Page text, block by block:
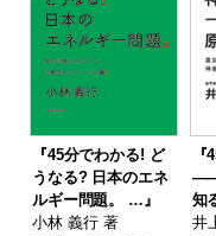
『45分でわかる! ど
うなる? 日本のエネ
ルギー問題。 …』
小林 義行 著
――
知
井